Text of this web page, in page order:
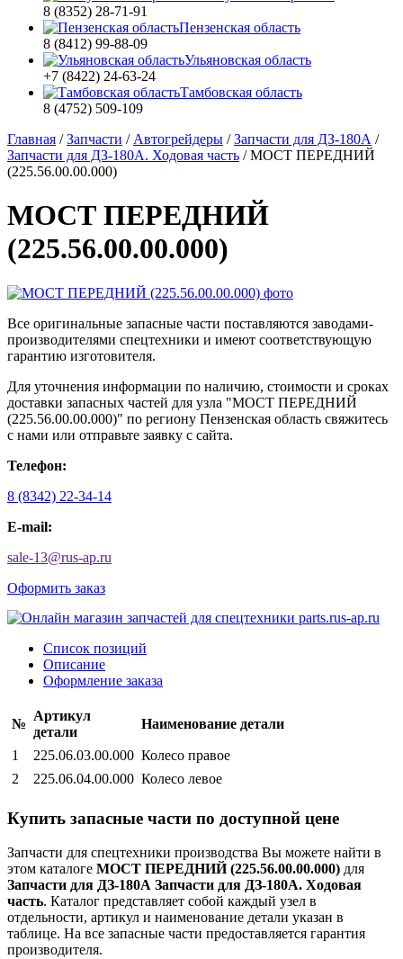
8 (8352) 28-71-91
Пензенская область
8 (8412) 99-88-09
Ульяновская область
+7 (8422) 24-63-24
Тамбовская область
8 (4752) 509-109
Главная /Запчасти / Автогрейдеры /Запчасти для ДЗ-180А /
Запчасти для ДЗ-180А. Ходовая часть /МОСТ ПЕРЕДНИЙ
(225.56.00.00.000)
МОСТ ПЕРЕДНИЙ
(225.56.00.00.000)
Все оригинальные запасные части поставляются заводами-
производителями спецтехники и имеют соответствующую
гарантию изготовителя.
Для уточнения информации по наличию, стоимости и сроках
доставки запасных частей для узла "МОСТ ПЕРЕДНИЙ
(225.56.00.00.000)" по региону Пензенская область свяжитесь
с нами или отправьте заявку с сайта.
Телефон:
8 (8342) 22-34-14
E-mail:
sale-13@rus-ap.ru
Оформить заказ
Список позиций
Описание
Оформление заказа
№
Артикул
детали
Наименование детали
1 225.06.03.00.000 Колесо правое
2
225.06.04.00.000 Колесо левое
Купить запасные части по доступной цене
Запчасти для спецтехники производства Вы можете найти в
этом каталоге МОСТ ПЕРЕДНИЙ (225.56.00.00.000) для
Запчасти для ДЗ-180А Запчасти для ДЗ-180А. Ходовая
часть. Каталог представляет собой каждый узел в
отдельности, артикул и наименование детали указан в
таблице. На все запасные части предоставляется гарантия
производителя.